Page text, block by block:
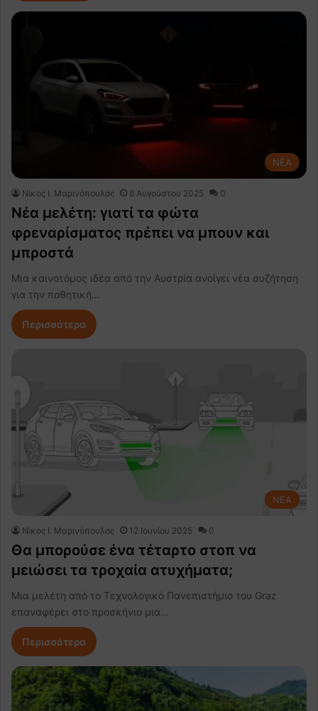
NEA
Nίκος Ι. Mαρινόπουλος 8 Αυγούστου 2025 0
Νέα μελέτη: γιατί τα φώτα
φρεναρίσματος πρέπει να μπουν και
μπροστά
Μια καινοτόμος ιδέα από την Αυστρία ανοίγει νέα συζήτηση
για την παθητική…
Περισσότερα
NEA
Nίκος Ι. Mαρινόπουλος 12 Ιουνίου 2025 0
Θα μπορούσε ένα τέταρτο στοπ να
μειώσει τα τροχαία ατυχήματα;
Μια μελέτη από το Τεχνολογικό Πανεπιστήμιο του Graz
επαναφέρει στο προσκήνιο μια…
Περισσότερα